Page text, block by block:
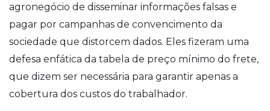
agronegócio de disseminar informações falsas e
pagar por campanhas de convencimento da
sociedade que distorcem dados. Eles fizeram uma
defesa enfática da tabela de preço mínimo do frete,
que dizem ser necessária para garantir apenas a
cobertura dos custos do trabalhador.